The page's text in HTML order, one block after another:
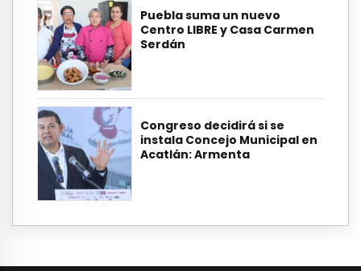
Puebla suma un nuevo
Centro LIBRE y Casa Carmen
Serdán
Congreso decidirá si se
instala Concejo Municipal en
Acatlán: Armenta